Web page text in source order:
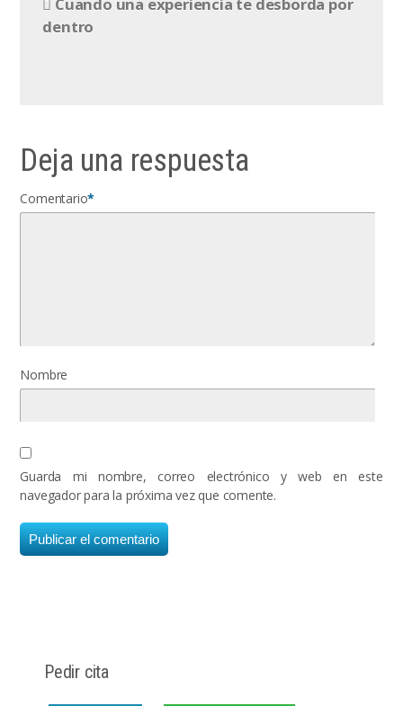
dentro
Deja una respuesta
Comentario*
Nombre
Guarda mi nombre, correo electrónico y web en este
navegador para la próxima vez que comente.
Pedir cita